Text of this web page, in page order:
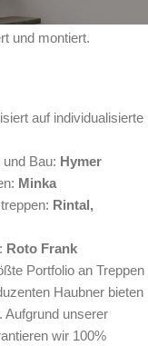
tausend
und montiert.
auf individualisierte
Bau: Hymer
Minka
Rintal,
Roto Frank
Portfolio an Treppen
Haubner bieten
Aufgrund unserer
wir 100%